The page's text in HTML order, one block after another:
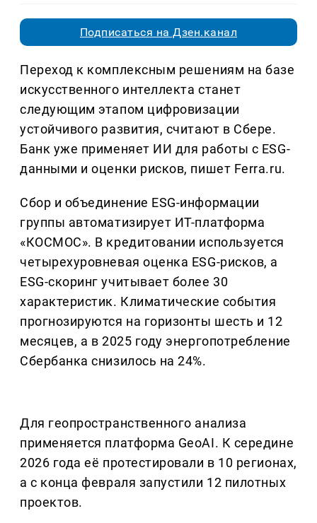
Подписаться на Дзен.канал
Переход к комплексным решениям на базе
искусственного интеллекта станет
следующим этапом цифровизации
устойчивого развития, считают в Сбере.
Банк уже применяет ИИ для работы с ESG-
данными и оценки рисков, пишет Ferra.ru.
Сбор и объединение ESG-информации
группы автоматизирует ИТ-платформа
«КОСМОС». В кредитовании используется
четырехуровневая оценка ESG-рисков, а
ESG-скоринг учитывает более 30
характеристик. Климатические события
прогнозируются на горизонты шесть и 12
месяцев, а в 2025 году энергопотребление
Сбербанка снизилось на 24%.
Для геопространственного анализа
применяется платформа GeoAI. К середине
2026 года её протестировали в 10 регионах,
а с конца февраля запустили 12 пилотных
проектов.